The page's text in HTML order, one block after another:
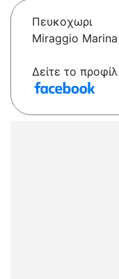
Πευκοχωρι
Miraggio Marina
Δείτε το